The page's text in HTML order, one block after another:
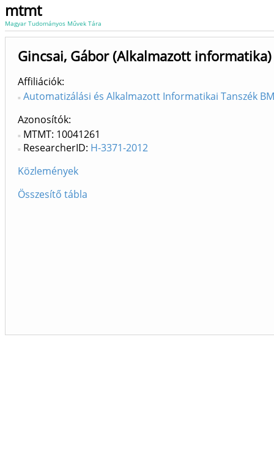
mtmt
Magyar Tudományos Művek Tára
Gincsai, Gábor (Alkalmazott informatika)
Affiliációk
Automatizálási és Alkalmazott Informatikai Tanszék
Azonosítók
MTMT: 10041261
ResearcherID: H-3371-2012
Közlemények
Összesítő tábla